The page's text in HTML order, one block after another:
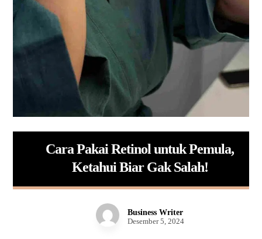
Cara Pakai Retinol untuk Pemula,
Ketahui Biar Gak Salah!
Business Writer
Desember 5, 2024